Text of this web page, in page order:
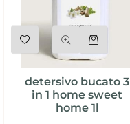
detersivo bucato 3
in 1 home sweet
home 1l